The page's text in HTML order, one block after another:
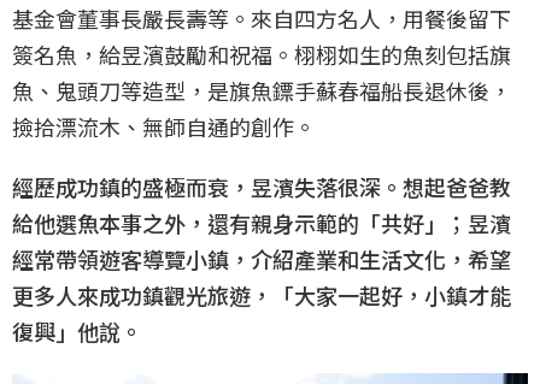
基金會董事長嚴長壽等。來自四方名人，用餐後留下
簽名魚，給昱濱鼓勵和祝福。栩栩如生的魚刻包括旗
魚、鬼頭刀等造型，是旗魚鏢手蘇春福船長退休後，
撿拾漂流木、無師自通的創作。
經歷成功鎮的盛極而衰，昱濱失落很深。想起爸爸教
給他選魚本事之外，還有親身示範的「共好」；昱濱
經常帶領遊客導覽小鎮，介紹產業和生活文化，希望
更多人來成功鎮觀光旅遊，「大家一起好，小鎮才能
復興」他說。